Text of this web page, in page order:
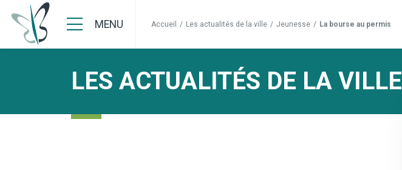
MENU Accueil / Les actualités de la ville / Jeunesse / La bourse au permis
LES ACTUALITÉS DE LA VILLE